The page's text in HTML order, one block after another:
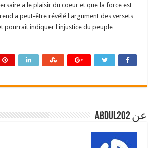
a le plaisir du coeur et que la force est
a peut-être révélé l'argument des versets
pourrait indiquer l'injustice du peuple
عن abdul202